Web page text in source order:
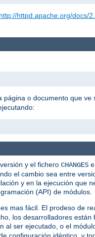
http://httpd.apache.org/docs/
página o documento que ve
y el fichero CHANGES
el cambio sea entre
y en la ejecución que
(API) de módulos.
mas fácil. El prodeso de
los desarrolladores
al ser ejecutado, o el